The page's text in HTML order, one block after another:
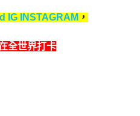
IG INSTAGRAM ，
全世界打卡